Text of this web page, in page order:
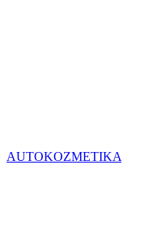
AUTOKOZMETIKA